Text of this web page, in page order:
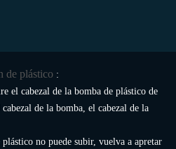
de plástico :
el cabezal de la bomba de plástico de
de la bomba, el cabezal de la
no puede subir, vuelva a apretar